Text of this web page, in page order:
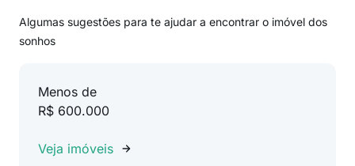
Algumas sugestões para te ajudar a encontrar o imóvel dos
sonhos
Menos de
R$ 600.000
Veja imóveis